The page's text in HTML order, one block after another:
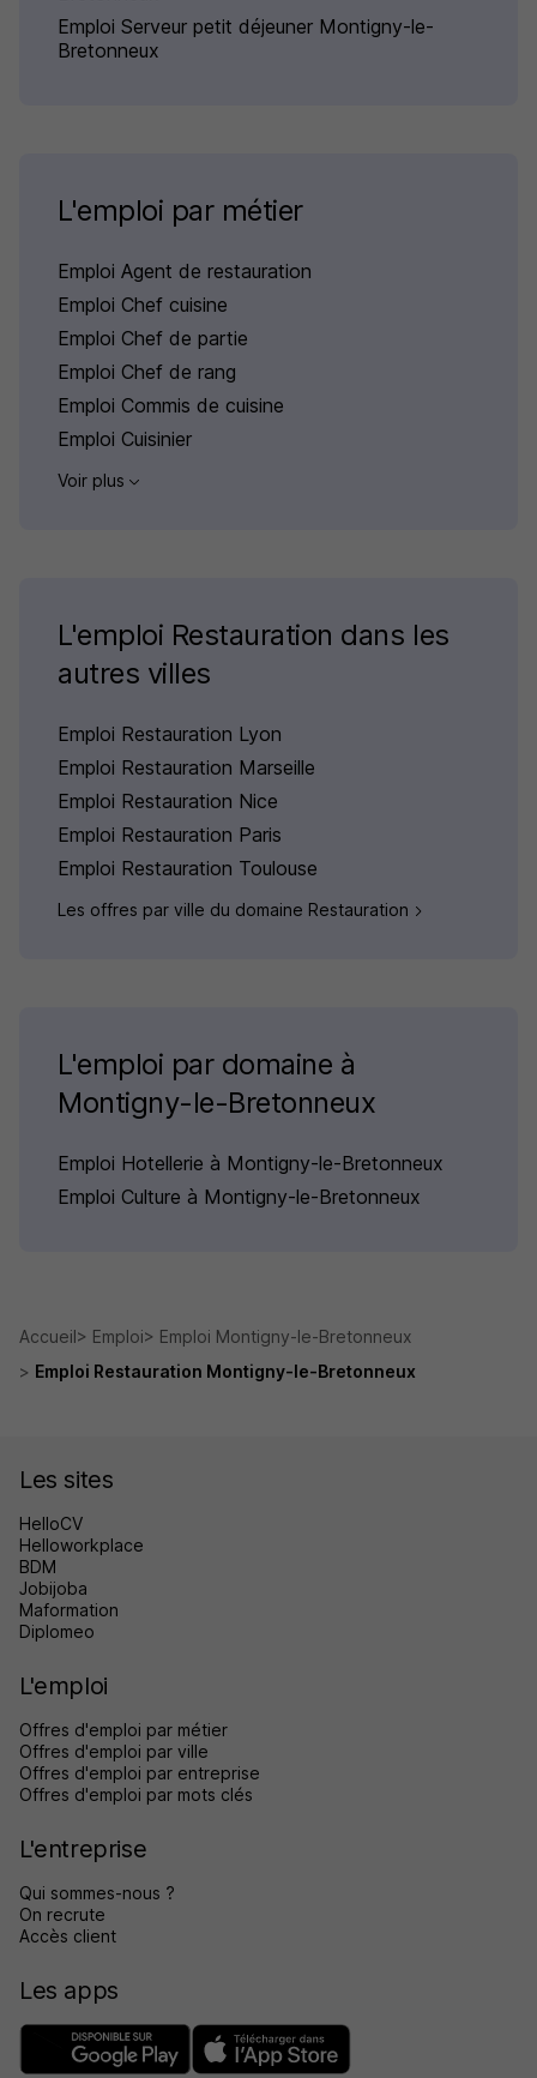
Emploi Serveur petit déjeuner Montigny-le-
Bretonneux
L'emploi par métier
Emploi Agent de restauration
Emploi Chef cuisine
Emploi Chef de partie
Emploi Chef de rang
Emploi Commis de cuisine
Emploi Cuisinier
Voir plus
L'emploi Restauration dans les
autres villes
Emploi Restauration Lyon
Emploi Restauration Marseille
Emploi Restauration Nice
Emploi Restauration Paris
Emploi Restauration Toulouse
Les offres par ville du domaine Restauration
L'emploi par domaine à
Montigny-le-Bretonneux
Emploi Hotellerie à Montigny-le-Bretonneux
Emploi Culture à Montigny-le-Bretonneux
Accueil Emploi
Emploi Montigny-le-Bretonneux
Emploi Restauration Montigny-le-Bretonneux
Les sites
HelloCV
Helloworkplace
BDM
Jobijoba
Maformation
Diplomeo
L'emploi
Offres d'emploi par métier
Offres d'emploi par ville
Offres d'emploi par entreprise
Offres d'emploi par mots clés
L'entreprise
Qui sommes-nous ?
On recrute
Accès client
Les apps